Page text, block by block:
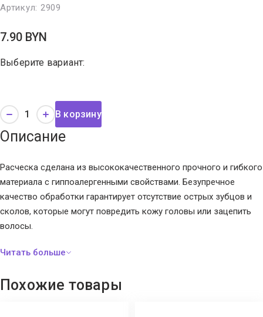
Артикул: 2909
7.90 BYN
Выберите вариант:
В корзину
Описание
Расческа сделана из высококачественного прочного и гибкого
материала с гиппоалергенными свойствами. Безупречное
качество обработки гарантирует отсутствие острых зубцов и
сколов, которые могут повредить кожу головы или зацепить
волосы.
Похожие товары